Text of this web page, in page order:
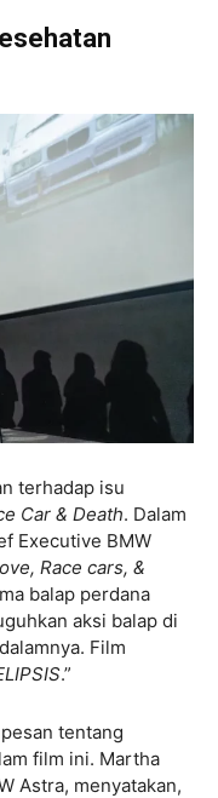
terhadap isu
Car & Death. Dalam
Executive BMW
Race cars, &
balap perdana
aksi balap di
Film
.”
tentang
film ini. Martha
Astra, menyatakan,